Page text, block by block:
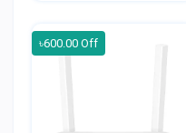
৳600.00 Off